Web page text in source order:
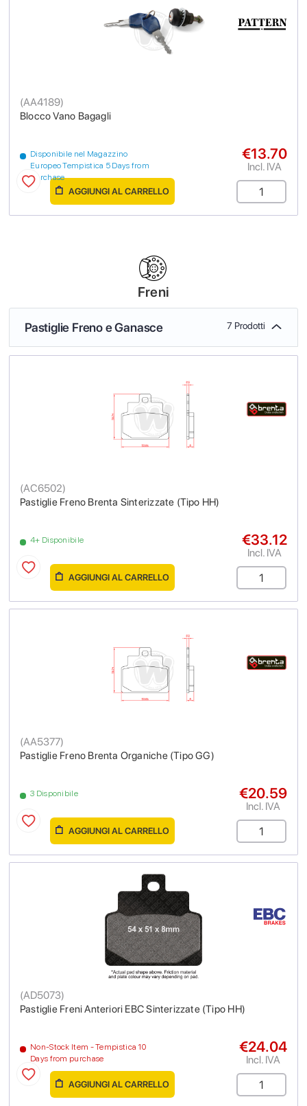
Blocco Vano Bagagli
(AA4189)
Disponibile nel Magazzino
Europeo Tempistica 5 Days from
purchase
€13.70
Incl. IVA
AGGIUNGI AL CARRELLO
Freni
Pastiglie Freno e Ganasce 7 Prodotti
Pastiglie Freno Brenta Sinterizzate (Tipo HH)
(AC6502)
4+ Disponibile €33.12
Incl. IVA
AGGIUNGI AL CARRELLO
Pastiglie Freno Brenta Organiche (Tipo GG)
(AA5377)
3 Disponibile €20.59
Incl. IVA
AGGIUNGI AL CARRELLO
Pastiglie Freni Anteriori EBC Sinterizzate (Tipo HH)
(AD5073)
Non-Stock Item - Tempistica 10
Days from purchase
€24.04
Incl. IVA
AGGIUNGI AL CARRELLO